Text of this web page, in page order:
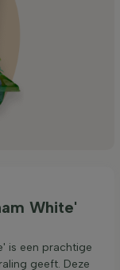
White'
is een prachtige
geeft. Deze